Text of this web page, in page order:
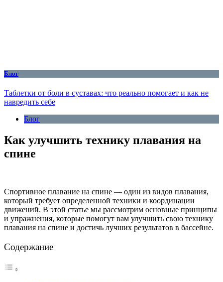
Блог
Таблетки от боли в суставах: что реально помогает и как не
навредить себе
Блог
Как улучшить технику плавания на
спине
Спортивное плавание на спине — один из видов плавания,
который требует определенной техники и координации
движений. В этой статье мы рассмотрим основные принципы
и упражнения, которые помогут вам улучшить свою технику
плавания на спине и достичь лучших результатов в бассейне.
Содержание